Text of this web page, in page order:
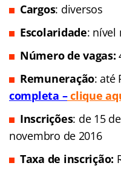
Cargos: diversos
Escolaridade: nível
Número de vagas:
Remuneração: até
completa –clique
Inscrições: de 15
novembro de 2016
Taxa de inscrição: